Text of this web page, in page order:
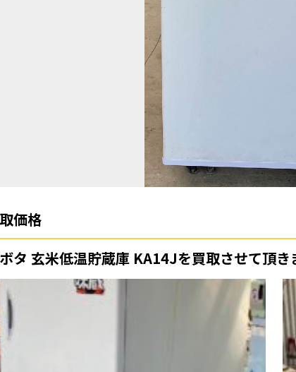
価格
タ 玄米低温貯蔵庫 KA14Jを買取させて頂き